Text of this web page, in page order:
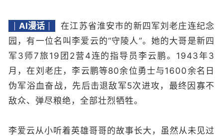
AI漫话
在江苏省淮安市的新四军刘老庄连纪念
园，有一位名叫李爱云的“守陵人”。她的大哥是新四
军3师7旅19团2营4连的指导员李云鹏。1943年3
月，在刘老庄，李云鹏等80余位勇士与1600余名日
伪军浴血奋战，先后击退敌军5次进攻，最终因寡不
敌众、弹尽粮绝，全部壮烈牺牲。
李爱云从小听着英雄哥哥的故事长大，虽然从未见过